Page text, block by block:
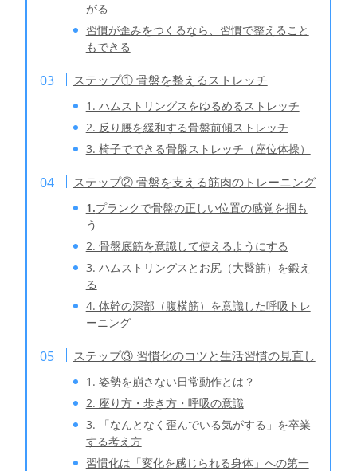
がる
習慣が歪みをつくるなら、習慣で整えること
もできる
ステップ① 骨盤を整えるストレッチ
1. ハムストリングスをゆるめるストレッチ
2. 反り腰を緩和する骨盤前傾ストレッチ
3. 椅子でできる骨盤ストレッチ（座位体操）
ステップ② 骨盤を支える筋肉のトレーニング
1.プランクで骨盤の正しい位置の感覚を掴も
う
2. 骨盤底筋を意識して使えるようにする
3. ハムストリングスとお尻（大臀筋）を鍛え
る
4. 体幹の深部（腹横筋）を意識した呼吸トレ
ーニング
ステップ③ 習慣化のコツと生活習慣の見直し
1. 姿勢を崩さない日常動作とは？
2. 座り方・歩き方・呼吸の意識
3. 「なんとなく歪んでいる気がする」を卒業
する考え方
習慣化は「変化を感じられる身体」への第一